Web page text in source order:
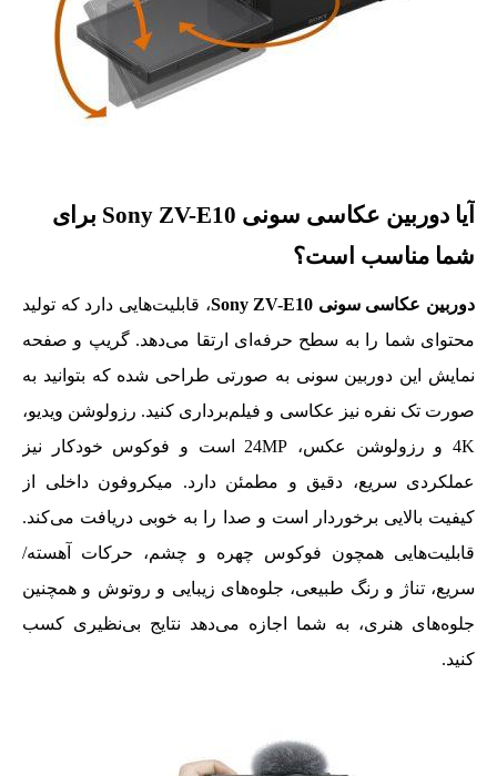
آیا دوربین عکاسی سونی Sony ZV-E10 برای
شما مناسب است؟
دوربین عکاسی سونی Sony ZV-E10
، قابلیت‌هایی دارد که تولید
محتوای شما را به سطح حرفه‌ای ارتقا می‌دهد. گریپ و صفحه
نمایش این دوربین سونی به صورتی طراحی شده که بتوانید به
صورت تک نفره نیز عکاسی و فیلم‌برداری کنید. رزولوشن ویدیو،
4K و رزولوشن عکس، 24MP است و فوکوس خودکار نیز
عملکردی سریع، دقیق و مطمئن دارد. میکروفون داخلی از
کیفیت بالایی برخوردار است و صدا را به خوبی دریافت می‌کند.
قابلیت‌هایی همچون فوکوس چهره و چشم، حرکات آهسته/
سریع، تناژ و رنگ طبیعی، جلوه‌های زیبایی و روتوش و همچنین
جلوه‌های هنری، به شما اجازه می‌دهد نتایج بی‌نظیری کسب
کنید.